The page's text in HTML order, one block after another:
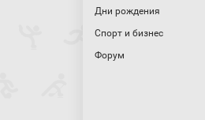
Дни рождения
Спорт и бизнес
Форум